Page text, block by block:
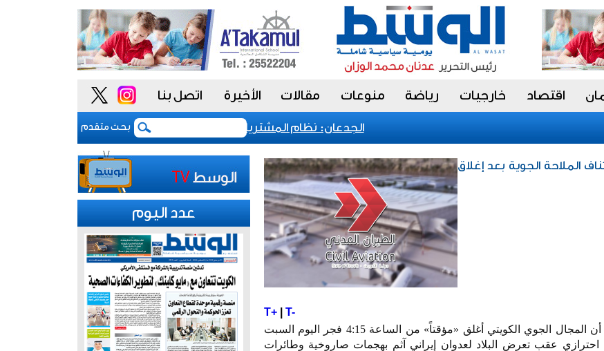
اقتصاد خارجيات رياضة منوعات مقالات الأخيرة اتصل بنا
بحث متقدم
الجدعان: نظام المشتريات يمنح الحكومة السعودية أدوات أكثر مرونة
الملاحة الجوية بعد إغلاق
T+| T-
أعلنت الهيئة العامة للطيران المدني أن المجال الجوي الكويتي أغلق «مؤقتاً» من الساعة 4:15 فجر اليوم السبت
في إجراء احترازي عقب تعرض البلاد لعدوان إيراني آثم بهجمات صاروخية وطائرات
عدد اليوم